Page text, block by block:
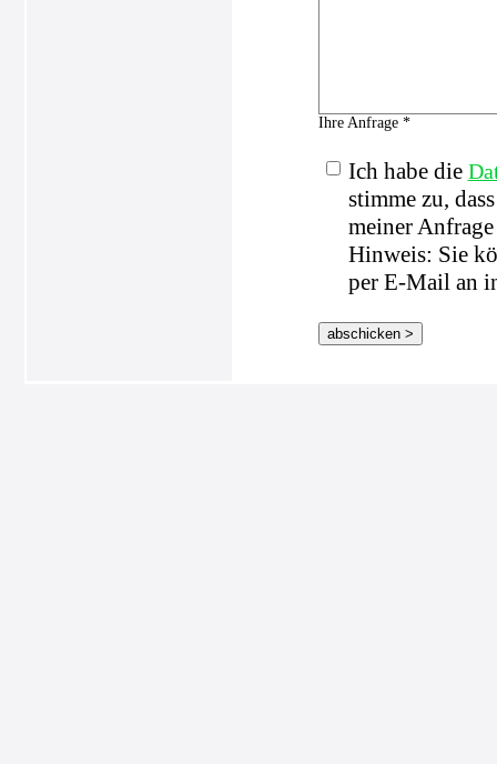
Ihre Anfrage *
Ich habe die
stimme zu,
meiner
Hinweis: Sie
per E-Mail an